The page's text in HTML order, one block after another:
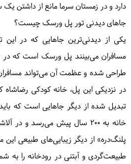
دارد و در زمستان سرما مانع از داشتن
جاهای دیدنی تور پل ورسک چیست؟
یکی از دیدنی‌ترین جاهایی که در
مسافران می‌بینند پل ورسک است که
طراحی شده و عظمت آن می‌تواند
در نزدیکی این پل، خانه کودکی رضاشاه
تبدیل شده از دیگر جاهایی است که
خانه به ۲۰۰ سال پیش می‌رسد و
پلنگ‌دره» از دیگر زیبایی‌های طبیعی
طبیعت‌گردی و آبتنی در رودخانه را به